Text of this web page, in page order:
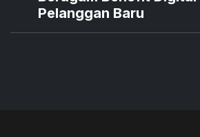
Pelanggan Baru